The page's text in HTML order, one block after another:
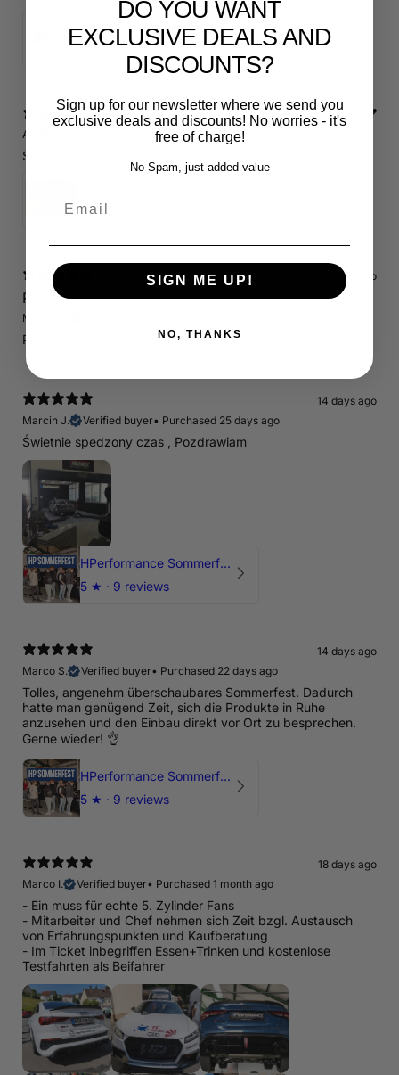
RS3 Emblem - 3D Black Edition - Schwarz/Schwarz Logo Modellschriftzug
5 ★ · 1 review
11 days ago
A.E.
Purchased 18 days ago
Schnelle Lieferung. Alles wie beschrieben. Top.
4.71 ★ ·
14 days ago
RS3 8P
Marcin J.
Polecam !
14 days ago
Marcin J.
Verified buyer• Purchased 25 days ago
Świetnie spedzony czas , Pozdrawiam
HPerformance Sommerfest 2026
5 ★ · 9 reviews
14 days ago
Marco S.
Verified buyer• Purchased 22 days ago
Tolles, angenehm überschaubares Sommerfest. Dadurch
hatte man genügend Zeit, sich die Produkte in Ruhe
anzusehen und den Einbau direkt vor Ort zu besprechen.
Gerne wieder! 👌
HPerformance Sommerfest 2026
5 ★ · 9 reviews
18 days ago
Marco I.
Verified buyer• Purchased 1 month ago
- Ein muss für echte 5. Zylinder Fans
- Mitarbeiter und Chef nehmen sich Zeit bzgl. Austausch
von Erfahrungspunkten und Kaufberatung
- Im Ticket inbegriffen Essen+Trinken und kostenlose
Testfahrten als Beifahrer
DO YOU WANT
EXCLUSIVE DEALS AND
DISCOUNTS?
Sign up for our newsletter where we send you
exclusive deals and discounts! No worries - it's
free of charge!
No Spam, just added value
SIGN ME UP!
NO, THANKS